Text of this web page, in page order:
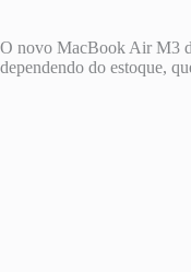
O novo MacBook Air M3
dependendo do estoque,